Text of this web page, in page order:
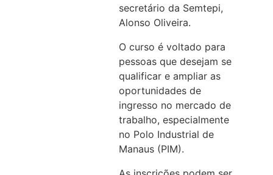
secretário da Semtepi,
Alonso Oliveira.
O curso é voltado para
pessoas que desejam se
qualificar e ampliar as
oportunidades de
ingresso no mercado de
trabalho, especialmente
no Polo Industrial de
Manaus (PIM).